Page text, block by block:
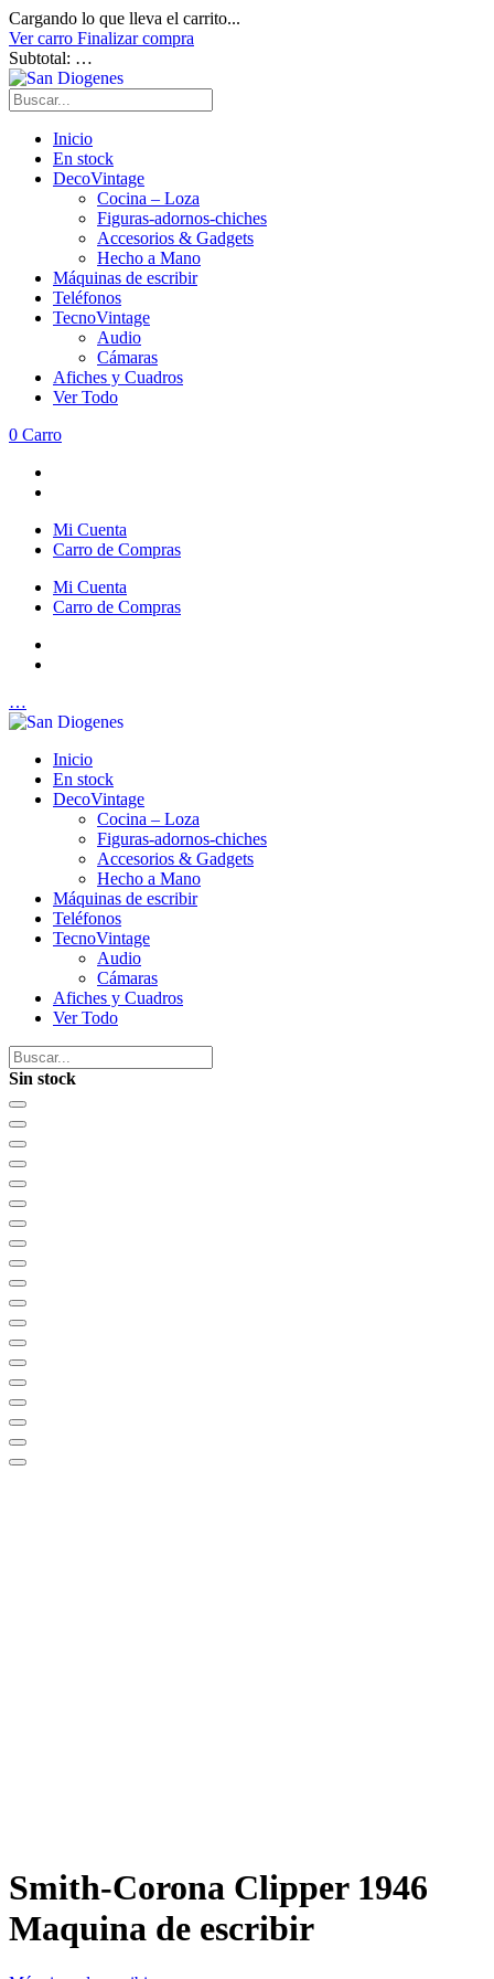
Cargando lo que lleva el carrito...
Ver carro Finalizar compra
Subtotal: …
Inicio
En stock
DecoVintage
Cocina – Loza
Figuras-adornos-chiches
Accesorios & Gadgets
Hecho a Mano
Máquinas de escribir
Teléfonos
TecnoVintage
Audio
Cámaras
Afiches y Cuadros
Ver Todo
0 Carro
Mi Cuenta
Carro de Compras
Mi Cuenta
Carro de Compras
…
Inicio
En stock
DecoVintage
Cocina – Loza
Figuras-adornos-chiches
Accesorios & Gadgets
Hecho a Mano
Máquinas de escribir
Teléfonos
TecnoVintage
Audio
Cámaras
Afiches y Cuadros
Ver Todo
Sin stock
Smith-Corona Clipper 1946
Maquina de escribir